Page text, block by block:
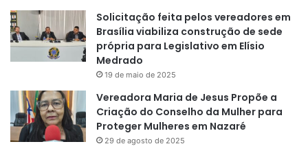
Solicitação feita pelos vereadores em
Brasília viabiliza construção de sede
própria para Legislativo em Elísio
Medrado
19 de maio de 2025
Vereadora Maria de Jesus Propõe a
Criação do Conselho da Mulher para
Proteger Mulheres em Nazaré
29 de agosto de 2025